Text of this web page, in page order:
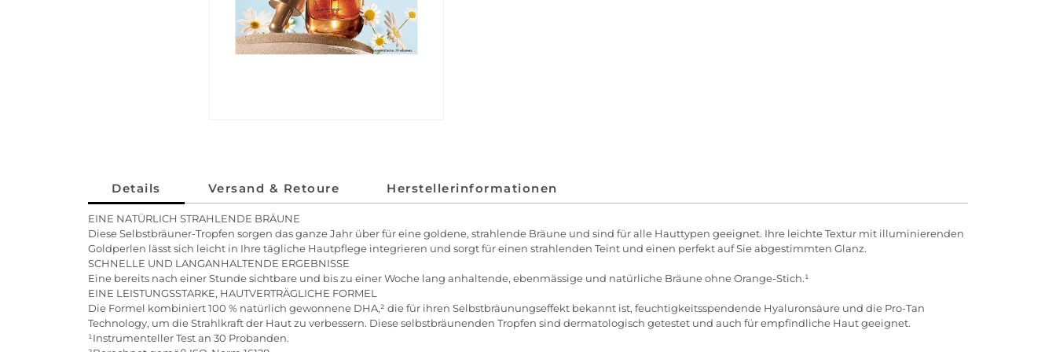
Details Versand & Retoure Herstellerinformationen
EINE NATÜRLICH STRAHLENDE BRÄUNE
Diese Selbstbräuner-Tropfen sorgen das ganze Jahr über für eine goldene, strahlende Bräune und sind für alle Hauttypen geeignet. Ihre leichte Textur mit illuminierenden
Goldperlen lässt sich leicht in Ihre tägliche Hautpflege integrieren und sorgt für einen strahlenden Teint und einen perfekt auf Sie abgestimmten Glanz.
SCHNELLE UND LANGANHALTENDE ERGEBNISSE
Eine bereits nach einer Stunde sichtbare und bis zu einer Woche lang anhaltende, ebenmässige und natürliche Bräune ohne Orange-Stich.¹
EINE LEISTUNGSSTARKE, HAUTVERTRÄGLICHE FORMEL
Die Formel kombiniert 100 % natürlich gewonnene DHA,² die für ihren Selbstbräunungseffekt bekannt ist, feuchtigkeitsspendende Hyaluronsäure und die Pro-Tan
Technology, um die Strahlkraft der Haut zu verbessern. Diese selbstbräunenden Tropfen sind dermatologisch getestet und auch für empfindliche Haut geeignet.
¹Instrumenteller Test an 30 Probanden.